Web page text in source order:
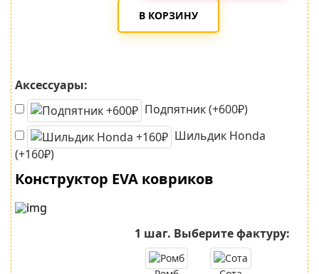
В КОРЗИНУ
Аксессуары:
Подпятник (+600₽)
Шильдик Honda
(+160₽)
Конструктор EVA ковриков
1 шаг. Выберите фактуру: